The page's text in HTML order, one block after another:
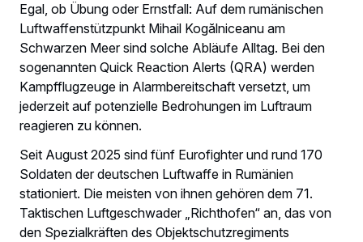
Egal, ob Übung oder Ernstfall: Auf dem rumänischen
Luftwaffenstützpunkt Mihail Kogălniceanu am
Schwarzen Meer sind solche Abläufe Alltag. Bei den
sogenannten Quick Reaction Alerts (QRA) werden
Kampfflugzeuge in Alarmbereitschaft versetzt, um
jederzeit auf potenzielle Bedrohungen im Luftraum
reagieren zu können.
Seit August 2025 sind fünf Eurofighter und rund 170
Soldaten der deutschen Luftwaffe in Rumänien
stationiert. Die meisten von ihnen gehören dem 71.
Taktischen Luftgeschwader „Richthofen“ an, das von
den Spezialkräften des Objektschutzregiments